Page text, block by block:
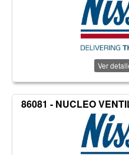
Ver
86081 - NUCLEO